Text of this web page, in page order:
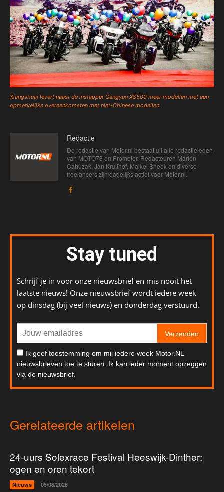
Xiangshuai levert naast de instapper Cangyun XS500 meer modellen met een
opmerkelijke overeenkomsten met niet-Chinese modellen.
Redactie
De redactie van Motor.nl bestaat uit alle redactieleden
van MOTO73 en Promotor. Redacteuren Marien
Cahuzak, Jan Kruithof, Maikel Sneek en diverse
freelancers zijn dagelijks actief voor Motor.nl.
Stay tuned
Schrijf je in voor onze nieuwsbrief en mis nooit het
laatste nieuws! Onze nieuwsbrief wordt iedere week
op dinsdag (bij veel nieuws) en donderdag verstuurd.
Verzenden
Ik geef toestemming om mij iedere week Motor.NL
nieuwsbrieven toe te sturen. Ik kan ieder moment opzeggen
via de nieuwsbrief.
Gerelateerde artikelen
24-uurs Solexrace Festival Heeswijk-Dinther:
ogen en oren tekort
Nieuws 05/08/2026